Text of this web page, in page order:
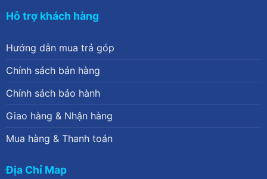
Hỗ trợ khách hàng
Hướng dẫn mua trả góp
Chính sách bán hàng
Chính sách bảo hành
Giao hàng & Nhận hàng
Mua hàng & Thanh toán
Địa Chỉ Map